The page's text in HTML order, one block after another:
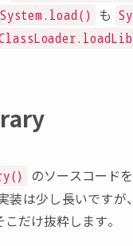
System.load() も Sy
のソースコードを
装は少し長いですが、
こだけ抜粋します。